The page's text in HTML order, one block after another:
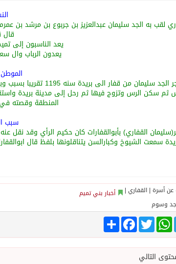
لقب به الجد سليمان عبدالعزيز بن جربوع بن مرشد بن
قال
يعد الناسبون إلى
يعدون الرباب وال
هاجر الجد سليمان من
ثم سكن الرس وتزوج فيها ثم رحل إلى مدينة بريدة
المنطقة وقصته
سبب
القفاري) بأبوالقفارات كان حكيم الرأي وقد
سمعت الشيوخ وكبارالسن يتناقلونها بلفظ قال
أخبار بني تميم
وسوم
Share
FacebookTwitter
WhatsApp
التالي